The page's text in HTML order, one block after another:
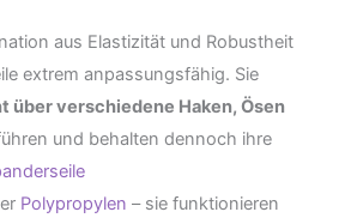
aus Elastizität und Robustheit
extrem anpassungsfähig. Sie
über verschiedene Haken, Ösen
und behalten dennoch ihre
Polypropylen – sie funktionieren